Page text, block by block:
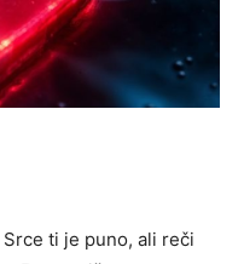
ti je puno, ali reči